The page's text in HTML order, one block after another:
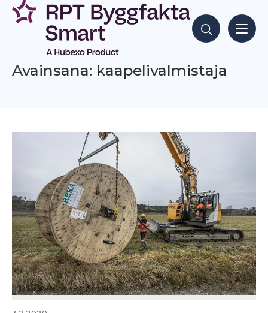
Siirry
sisältöön
Hae sisältöjä
Avainsana: kaapelivalmistaja